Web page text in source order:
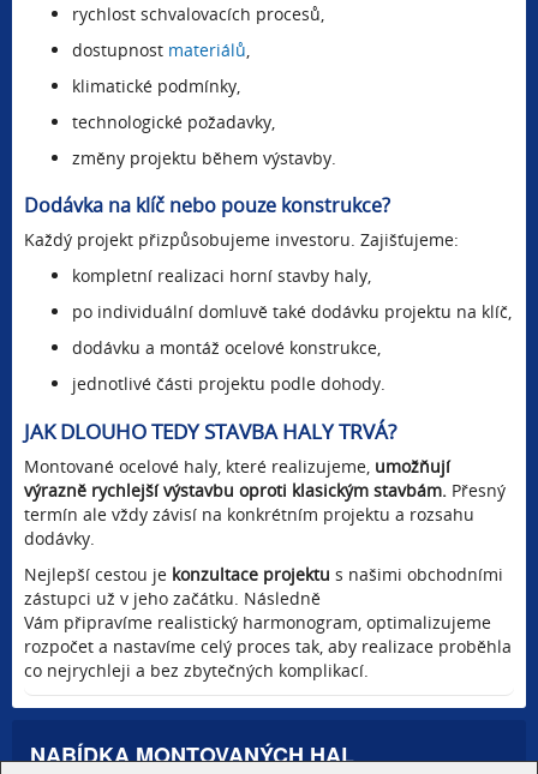
rychlost schvalovacích procesů,
dostupnost materiálů,
klimatické podmínky,
technologické požadavky,
změny projektu během výstavby.
Dodávka na klíč nebo pouze konstrukce?
Každý projekt přizpůsobujeme investoru. Zajišťujeme:
kompletní realizaci horní stavby haly,
po individuální domluvě také dodávku projektu na klíč,
dodávku a montáž ocelové konstrukce,
jednotlivé části projektu podle dohody.
JAK DLOUHO TEDY STAVBA HALY TRVÁ?
Montované ocelové haly, které realizujeme, umožňují
výrazně rychlejší výstavbu oproti klasickým stavbám. Přesný
termín ale vždy závisí na konkrétním projektu a rozsahu
dodávky.
Nejlepší cestou je konzultace projektu s našimi obchodními
zástupci už v jeho začátku. Následně
Vám připravíme realistický harmonogram, optimalizujeme
rozpočet a nastavíme celý proces tak, aby realizace proběhla
co nejrychleji a bez zbytečných komplikací.
NABÍDKA MONTOVANÝCH HAL